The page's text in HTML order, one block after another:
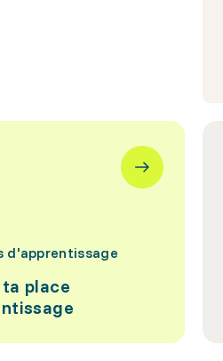
d'apprentissage
place